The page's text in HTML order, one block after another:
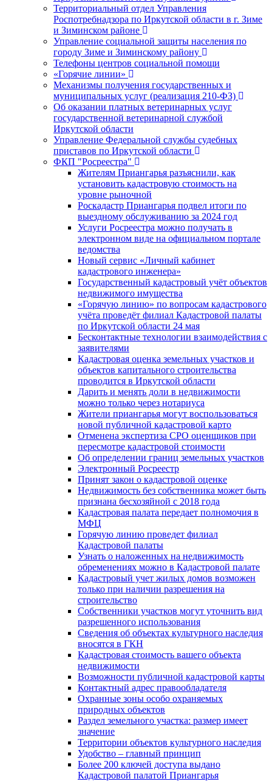
Территориальный отдел Управления
Роспотребнадзора по Иркутской области в г. Зиме
и Зиминском районе
Управление социальной защиты населения по
городу Зиме и Зиминскому району
Телефоны центров социальной помощи
«Горячие линии»
Механизмы получения государственных и
муниципальных услуг (реализация 210-ФЗ)
Об оказании платных ветеринарных услуг
государственной ветеринарной службой
Иркутской области
Управление Федеральной службы судебных
приставов по Иркутской области
ФКП "Росреестра"
Жителям Приангарья разъяснили, как
установить кадастровую стоимость на
уровне рыночной
Роскадастр Приангарья подвел итоги по
выездному обслуживанию за 2024 год
Услуги Росреестра можно получать в
электронном виде на официальном портале
ведомства
Новый сервис «Личный кабинет
кадастрового инженера»
Государственный кадастровый учёт объектов
недвижимого имущества
«Горячую линию» по вопросам кадастрового
учёта проведёт филиал Кадастровой палаты
по Иркутской области 24 мая
Бесконтактные технологии взаимодействия с
заявителями
Кадастровая оценка земельных участков и
объектов капитального строительства
проводится в Иркутской области
Дарить и менять доли в недвижимости
можно только через нотариуса
Жители приангарья могут воспользоваться
новой публичной кадастровой карто
Отменена экспертиза СРО оценщиков при
пересмотре кадастровой стоимости
Об определении границ земельных участков
Электронный Росреестр
Принят закон о кадастровой оценке
Недвижимость без собственника может быть
признана бесхозяйной с 2018 года
Кадастровая палата передает полномочия в
МФЦ
Горячую линию проведет филиал
Кадастровой палаты
Узнать о наложенных на недвижимость
обременениях можно в Кадастровой палате
Кадастровый учет жилых домов возможен
только при наличии разрешения на
строительство
Собственники участков могут уточнить вид
разрешенного использования
Сведения об объектах культурного наследия
вносятся в ГКН
Кадастровая стоимость вашего объекта
недвижимости
Возможности публичной кадастровой карты
Контактный адрес правообладателя
Охранные зоны особо охраняемых
природных объектов
Раздел земельного участка: размер имеет
значение
Территории объектов культурного наследия
Удобство – главный принцип
Более 200 ключей доступа выдано
Кадастровой палатой Приангарья